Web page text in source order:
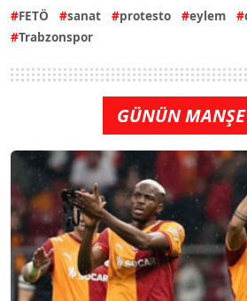
FETÖ sanat protesto eylem
Trabzonspor
GÜNÜN